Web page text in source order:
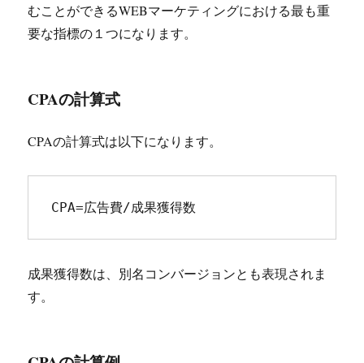
むことができるWEBマーケティングにおける最も重
要な指標の１つになります。
CPAの計算式
CPAの計算式は以下になります。
CPA=広告費/成果獲得数
成果獲得数は、別名コンバージョンとも表現されま
す。